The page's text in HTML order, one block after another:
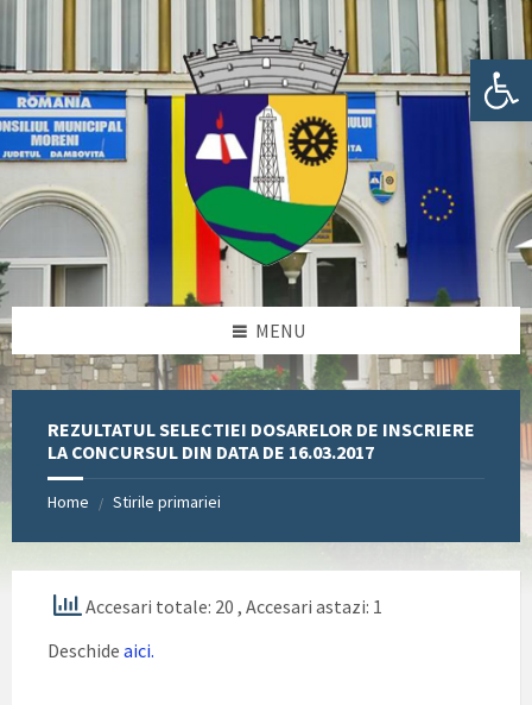
Deschide bara de unelte
sidebar
sidebar
MENU
REZULTATUL SELECTIEI DOSARELOR DE INSCRIERE
LA CONCURSUL DIN DATA DE 16.03.2017
Home / Stirile primariei
Accesari totale: 20 , Accesari astazi: 1
Deschide aici.